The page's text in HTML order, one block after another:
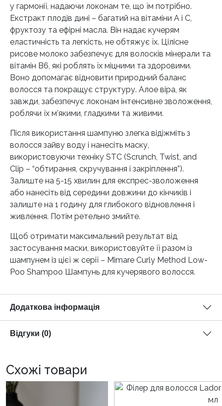
у гармонії, надаючи локонам те, що їм потрібно.
Екстракт плодів дині – багатий на вітаміни А і С,
фруктозу та ефірні масла. Він надає кучерям
еластичність та легкість, не обтяжує їх. Цілісне
рисове молоко забезпечує для волосків мінерали та
вітамін В6, які роблять їх міцними та здоровими.
Воно допомагає відновити природний баланс
волосся та покращує структуру. Алое віра, як
завжди, забезпечує локонам інтенсивне зволоження,
роблячи їх м’якими, гладкими та живими.
Після використання шампуню злегка відіжміть з
волосся зайву воду і нанесіть маску,
використовуючи техніку STC (Scrunch, Twist, and
Clip – “обтирання, скручування і закріплення”).
Залиште на 5-15 хвилин для експрес-зволоження
або нанесіть від середини довжини до кінчиків і
залиште на 1 годину для глибокого відновлення і
живлення. Потім ретельно змийте.
Щоб отримати максимальний результат від
застосування маски, використовуйте її разом із
шампунем із цієї ж серії – Mimare Curly Method Low-
Poo Shampoo Шампунь для кучерявого волосся.
Додаткова інформація
Відгуки (0)
Схожі товари